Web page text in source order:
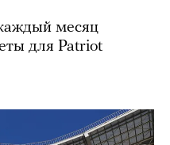
месяц
для Patriot